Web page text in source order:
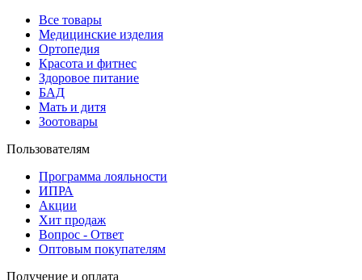
Все товары
Медицинские изделия
Ортопедия
Красота и фитнес
Здоровое питание
БАД
Мать и дитя
Зоотовары
Пользователям
Программа лояльности
ИПРА
Акции
Хит продаж
Вопрос - Ответ
Оптовым покупателям
Получение и оплата